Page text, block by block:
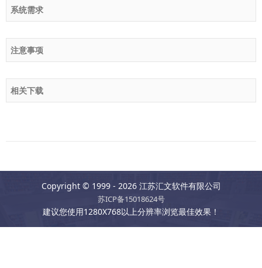
系统需求
注意事项
相关下载
Copyright © 1999 - 2026 江苏汇文软件有限公司
苏ICP备15018624号
建议您使用1280X768以上分辨率浏览最佳效果！